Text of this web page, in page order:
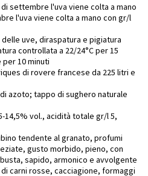
settembre l'uva viene colta a mano
l'uva viene colta a mano con gr/l
uve, diraspatura e pigiatura
controllata a 22/24°C per 15
10 minuti
di rovere francese da 225 litri e
azoto; tappo di sughero naturale
14,5% vol., acidità totale gr/l 5,
tendente al granato, profumi
gusto morbido, pieno, con
sapido, armonico e avvolgente
carni rosse, cacciagione, formaggi